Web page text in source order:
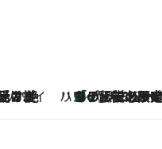
ハワイ ハワイ賢者 リサのお気に入りリスト2026.8.6
あの伝説の限定トートも！ リニューアルした「ディー